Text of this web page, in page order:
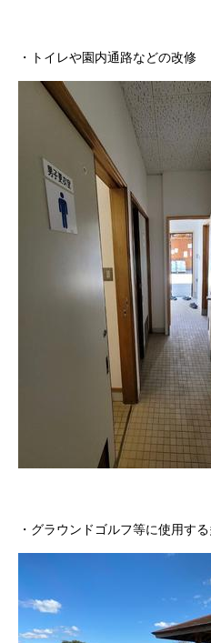
・トイレや園内通路などの改修
・グラウンドゴルフ等に使用す